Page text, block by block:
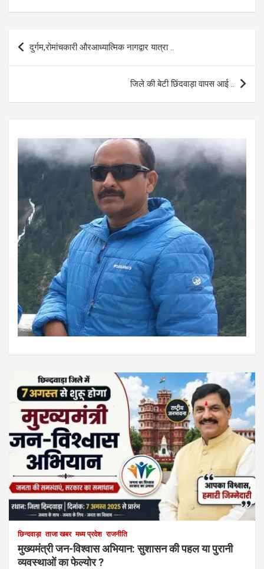
ce
b
o
at
A
ail ar
Post
navigation
दुर्गम,रोमांचकारी औरआध्‍यात्‍मिक नागद्वार यात्रा ..
जिले की बेटी छिंदवाड़ा वापस आई ..
छिन्दवाड़ा ताजा खबर मध्य प्रदेश राजनीति
मुख्यमंत्री जन-विश्वास अभियान: सुशासन की पहल या पुरानी
व्यवस्थाओं का फेल्योर ?